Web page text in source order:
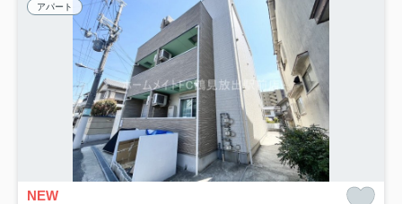
アパート
NEW